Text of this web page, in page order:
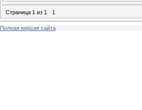
Страница 1 из 1 1
Полная версия сайта